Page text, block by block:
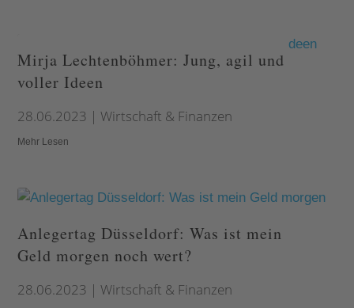
Mirja Lechtenböhmer: Jung, agil und
voller Ideen
28.06.2023 |Wirtschaft & Finanzen
Mehr Lesen
Anlegertag Düsseldorf: Was ist mein
Geld morgen noch wert?
28.06.2023 |Wirtschaft & Finanzen